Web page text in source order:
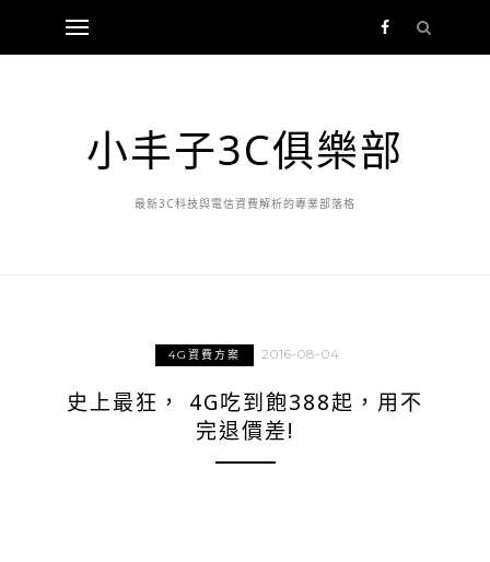
小丰子3C俱樂部
最新3C科技與電信資費解析的專業部落格
4G資費方案 2016-08-04
史上最狂， 4G吃到飽388起，用不
完退價差!